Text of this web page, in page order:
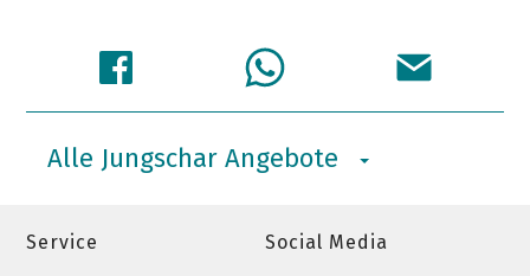
Alle Jungschar Angebote
Service Social Media